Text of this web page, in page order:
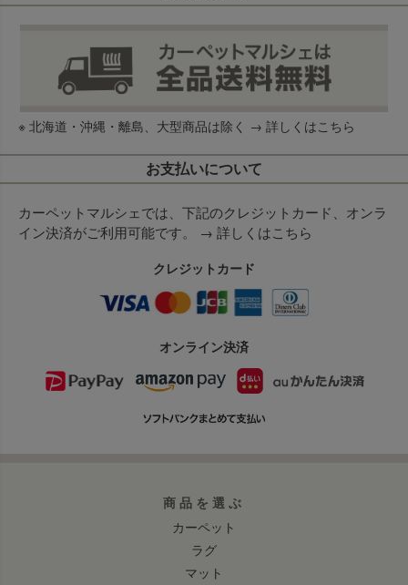
※ 北海道・沖縄・離島、大型商品は除く → 詳しくはこちら
お支払いについて
カーペットマルシェでは、下記のクレジットカード、オンラ
イン決済がご利用可能です。 → 詳しくはこちら
クレジットカード
オンライン決済
商品を選ぶ
カーペット
ラグ
マット